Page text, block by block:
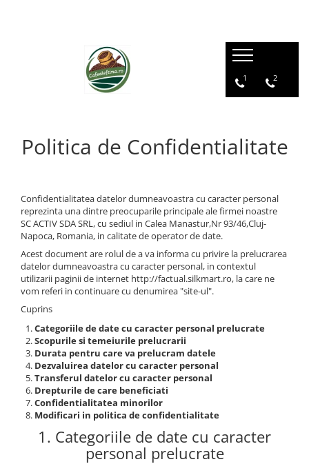
1 2
Politica de Confidentialitate
Confidentialitatea datelor dumneavoastra cu caracter personal
reprezinta una dintre preocuparile principale ale firmei noastre
SC ACTIV SDA SRL, cu sediul in Calea Manastur,Nr 93/46,Cluj-
Napoca, Romania, in calitate de operator de date.
Acest document are rolul de a va informa cu privire la prelucrarea
datelor dumneavoastra cu caracter personal, in contextul
utilizarii paginii de internet http://factual.silkmart.ro, la care ne
vom referi in continuare cu denumirea "site-ul".
Cuprins
Categoriile de date cu caracter personal prelucrate
Scopurile si temeiurile prelucrarii
Durata pentru care va prelucram datele
Dezvaluirea datelor cu caracter personal
Transferul datelor cu caracter personal
Drepturile de care beneficiati
Confidentialitatea minorilor
Modificari in politica de confidentialitate
1. Categoriile de date cu caracter
personal prelucrate